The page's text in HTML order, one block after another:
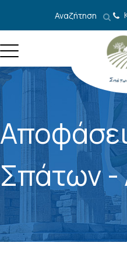
Αναζήτηση
Σπάτων -